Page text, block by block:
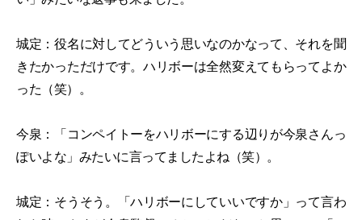
城定：役名に対してどういう思いなのかなって、それを聞
きたかっただけです。ハリボーは全然変えてもらってよか
った（笑）。
今泉：「コンペイトーをハリボーにする辺りが今泉さんっ
ぽいよな」みたいに言ってましたよね（笑）。
城定：そうそう。「ハリボーにしていいですか」って言わ